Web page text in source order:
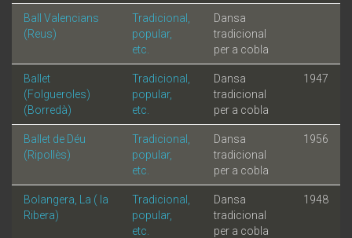
Ball Valencians
(Reus)
Tradicional,
popular,
etc.
Dansa
tradicional
per a cobla
Ballet
(Folgueroles)
(Borredà)
Tradicional,
popular,
etc.
Dansa
tradicional
per a cobla
1947
Ballet de Déu
(Ripollès)
Tradicional,
popular,
etc.
Dansa
tradicional
per a cobla
1956
Bolangera, La ( la
Ribera)
Tradicional,
popular,
etc.
Dansa
tradicional
per a cobla
1948